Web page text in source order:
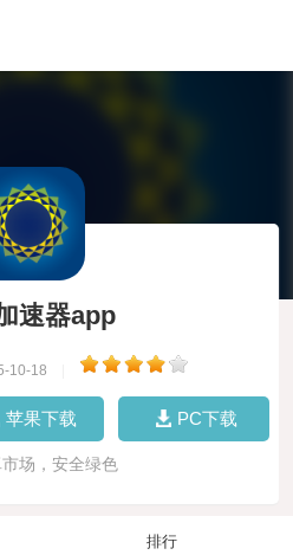
速器app
10-18
苹果下载 PC下载
场，安全绿色
排行